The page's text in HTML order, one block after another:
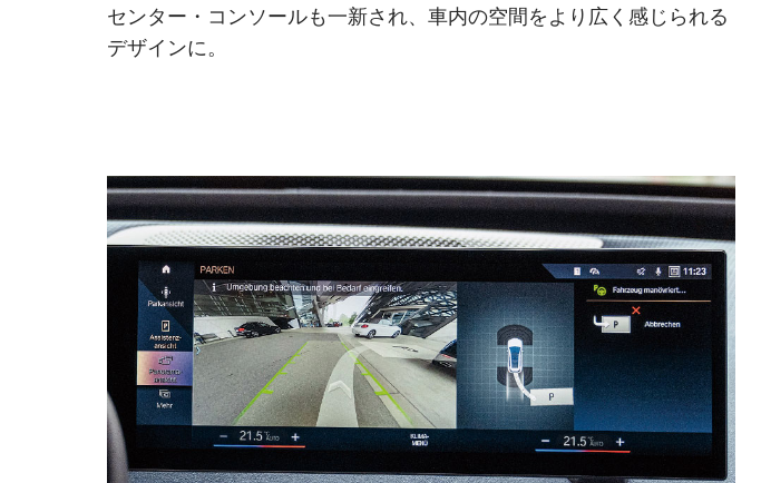
センター・コンソールも一新され、車内の空間をより広く感じられる
デザインに。